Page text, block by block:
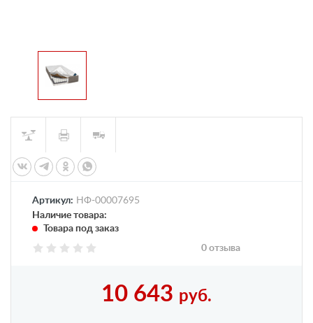
Артикул: НФ-00007695
Наличие товара:
Товара под заказ
0 отзыва
10 643 руб.